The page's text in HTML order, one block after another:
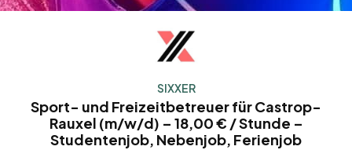
SIXXER
Sport- und Freizeitbetreuer für Castrop-
Rauxel (m/w/d) – 18,00 € / Stunde –
Studentenjob, Nebenjob, Ferienjob